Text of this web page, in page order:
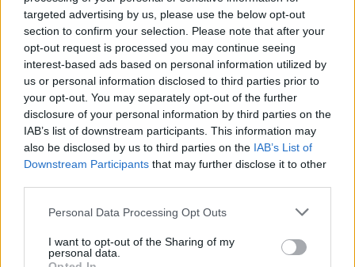
targeted advertising by us, please use the below opt-out
section to confirm your selection. Please note that after your
opt-out request is processed you may continue seeing
interest-based ads based on personal information utilized by
us or personal information disclosed to third parties prior to
your opt-out. You may separately opt-out of the further
disclosure of your personal information by third parties on the
IAB’s list of downstream participants. This information may
also be disclosed by us to third parties on the IAB’s List of
Downstream Participants that may further disclose it to other
Personal Data Processing Opt Outs
I want to opt-out of the Sharing of my
personal data.